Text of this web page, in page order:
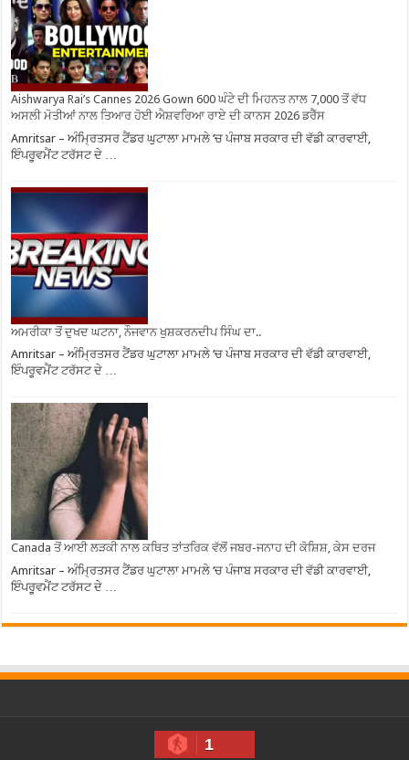
Aishwarya Rai’s Cannes 2026 Gown 600 ਘੰਟੇ ਦੀ ਮਿਹਨਤ ਨਾਲ 7,000 ਤੋਂ ਵੱਧ
ਅਸਲੀ ਮੋਤੀਆਂ ਨਾਲ ਤਿਆਰ ਹੋਈ ਐਸ਼ਵਰਿਆ ਰਾਏ ਦੀ ਕਾਨਸ 2026 ਡਰੈੱਸ
Amritsar – ਅੰਮ੍ਰਿਤਸਰ ਟੈਂਡਰ ਘੁਟਾਲਾ ਮਾਮਲੇ ‘ਚ ਪੰਜਾਬ ਸਰਕਾਰ ਦੀ ਵੱਡੀ ਕਾਰਵਾਈ,
ਇੰਪਰੂਵਮੈਂਟ ਟਰੱਸਟ ਦੇ …
ਅਮਰੀਕਾ ਤੋਂ ਦੁਖਦ ਘਟਨਾ, ਨੌਜਵਾਨ ਖੁਸ਼ਕਰਨਦੀਪ ਸਿੰਘ ਦਾ..
Amritsar – ਅੰਮ੍ਰਿਤਸਰ ਟੈਂਡਰ ਘੁਟਾਲਾ ਮਾਮਲੇ ‘ਚ ਪੰਜਾਬ ਸਰਕਾਰ ਦੀ ਵੱਡੀ ਕਾਰਵਾਈ,
ਇੰਪਰੂਵਮੈਂਟ ਟਰੱਸਟ ਦੇ …
Canada ਤੋਂ ਆਈ ਲੜਕੀ ਨਾਲ ਕਥਿਤ ਤਾਂਤਰਿਕ ਵੱਲੋਂ ਜਬਰ-ਜਨਾਹ ਦੀ ਕੋਸ਼ਿਸ਼, ਕੇਸ ਦਰਜ
Amritsar – ਅੰਮ੍ਰਿਤਸਰ ਟੈਂਡਰ ਘੁਟਾਲਾ ਮਾਮਲੇ ‘ਚ ਪੰਜਾਬ ਸਰਕਾਰ ਦੀ ਵੱਡੀ ਕਾਰਵਾਈ,
ਇੰਪਰੂਵਮੈਂਟ ਟਰੱਸਟ ਦੇ …
1